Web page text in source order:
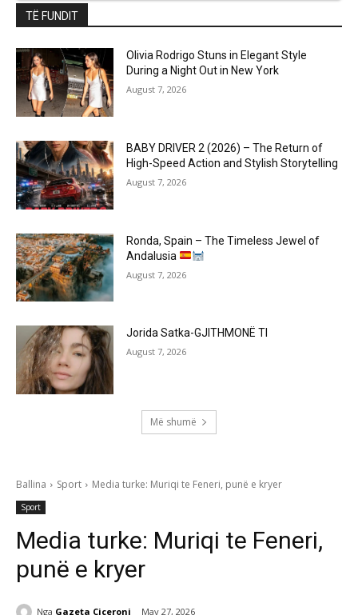
TË FUNDIT
Olivia Rodrigo Stuns in Elegant Style
During a Night Out in New York
August 7, 2026
BABY DRIVER 2 (2026) – The Return of
High-Speed Action and Stylish Storytelling
August 7, 2026
Ronda, Spain – The Timeless Jewel of
Andalusia
August 7, 2026
Jorida Satka-GJITHMONË TI
August 7, 2026
Më shumë